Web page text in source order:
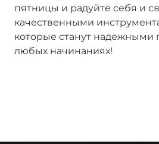
пятницы и радуйте себя и
качественными
которые станут
любых начинаниях!